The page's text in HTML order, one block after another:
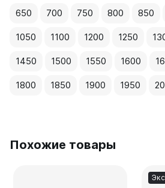
650 700 750 800 850
1050 1100 1200 1250
1450 1500 1550 1600
1800 1850 1900 1950
Похожие товары